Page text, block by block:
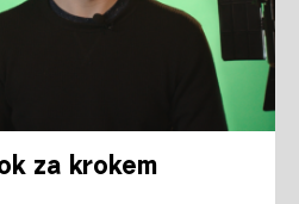
za krokem